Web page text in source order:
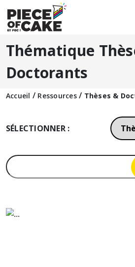
Thématique
Doctorants
Accueil / Ressources/ Thèses &
SÉLECTIONNER :
Rechercher :